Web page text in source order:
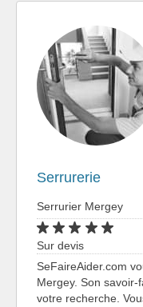
Serrurerie
Serrurier Mergey
Sur devis
SeFaireAider.com
Mergey. Son
votre recherche.